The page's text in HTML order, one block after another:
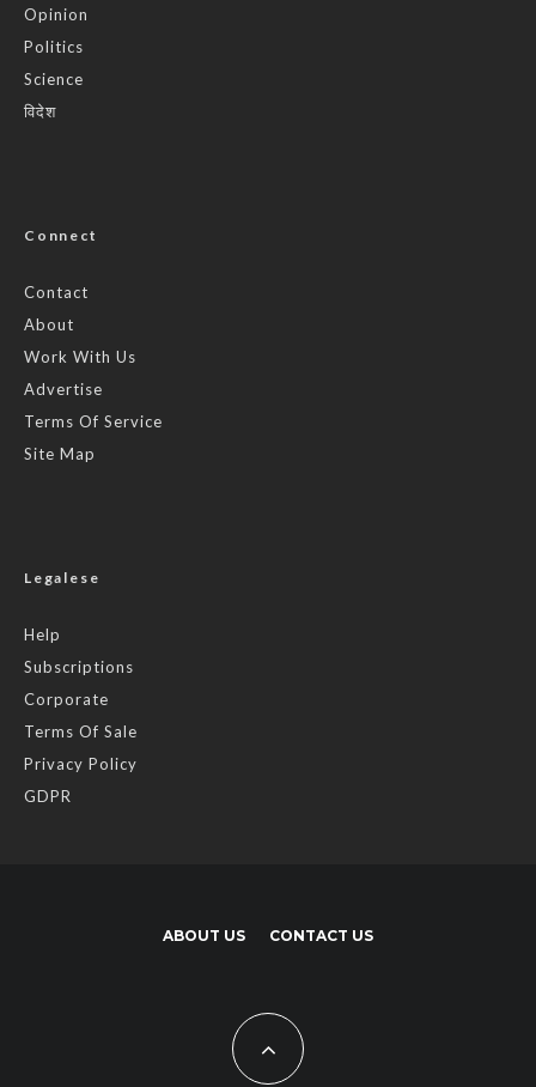
Opinion
Politics
Science
विदेश
Connect
Contact
About
Work With Us
Advertise
Terms Of Service
Site Map
Legalese
Help
Subscriptions
Corporate
Terms Of Sale
Privacy Policy
GDPR
ABOUT US CONTACT US